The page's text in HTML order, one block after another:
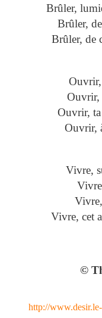
Brûler,
Brûler,
Brûler, de
Ouvrir,
Ouvrir,
Ouvrir,
Vivre,
Vivre, cet
©
http://